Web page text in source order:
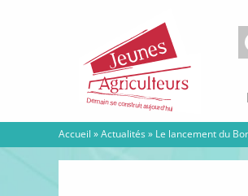
Agriculteurs
Accueil »Actualités» Le lancement du